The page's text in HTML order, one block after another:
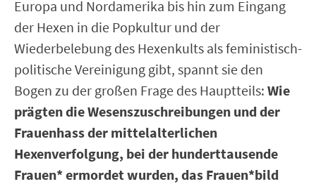
Europa und Nordamerika bis hin zum Eingang
der Hexen in die Popkultur und der
Wiederbelebung des Hexenkults als feministisch-
politische Vereinigung gibt, spannt sie den
Bogen zu der großen Frage des Hauptteils: Wie
prägten die Wesenszuschreibungen und der
Frauenhass der mittelalterlichen
Hexenverfolgung, bei der hunderttausende
Frauen* ermordet wurden, das Frauen*bild